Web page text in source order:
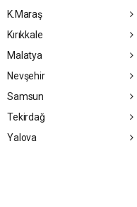
K.Maraş
Kırıkkale
Malatya
Nevşehir
Samsun
Tekirdağ
Yalova